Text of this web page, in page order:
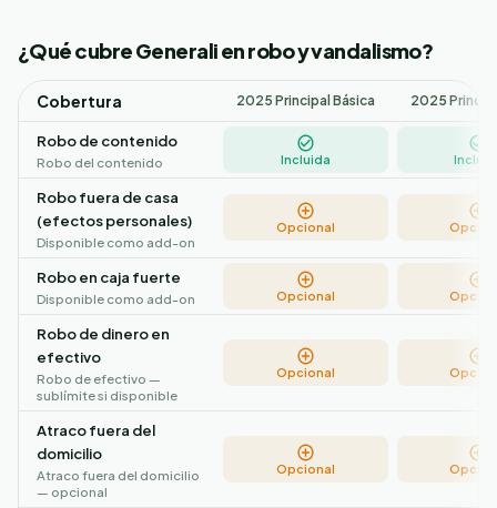
¿Qué cubre Generali en robo y vandalismo?
Cobertura 2025 Principal Básica 2025
Robo de contenido
Robo del contenido Incluida
Robo fuera de casa
(efectos personales)
Disponible como add-on
Opcional
Robo en caja fuerte
Disponible como add-on Opcional
Robo de dinero en
efectivo
Robo de efectivo —
sublímite si disponible
Opcional
Atraco fuera del
domicilio
Atraco fuera del domicilio
— opcional
Opcional